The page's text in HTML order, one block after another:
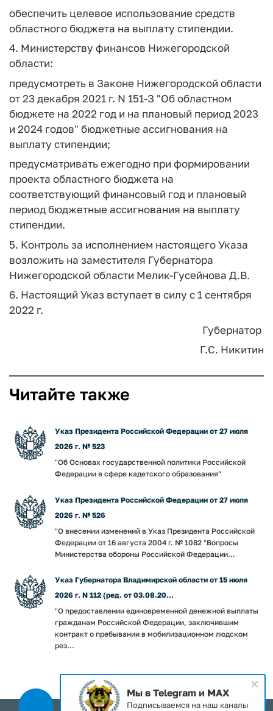
обеспечить целевое использование средств
областного бюджета на выплату стипендии.
4. Министерству финансов Нижегородской
области:
предусмотреть в Законе Нижегородской области
от 23 декабря 2021 г. N 151-З "Об областном
бюджете на 2022 год и на плановый период 2023
и 2024 годов" бюджетные ассигнования на
выплату стипендии;
предусматривать ежегодно при формировании
проекта областного бюджета на
соответствующий финансовый год и плановый
период бюджетные ассигнования на выплату
стипендии.
5. Контроль за исполнением настоящего Указа
возложить на заместителя Губернатора
Нижегородской области Мелик-Гусейнова Д.В.
6. Настоящий Указ вступает в силу с 1 сентября
2022 г.
Губернатор
Г.С. Никитин
Читайте также
Указ Президента Российской Федерации от 27 июля
2026 г. № 523
"Об Основах государственной политики Российской
Федерации в сфере кадетского образования"
Указ Президента Российской Федерации от 27 июля
2026 г. № 526
"О внесении изменений в Указ Президента Российской
Федерации от 16 августа 2004 г. № 1082 "Вопросы
Министерства обороны Российской Федерации...
Указ Губернатора Владимирской области от 15 июля
2026 г. N 112 (ред. от 03.08.20...
"О предоставлении единовременной денежной выплаты
гражданам Российской Федерации, заключившим
контракт о пребывании в мобилизационном людском
рез...
Мы в Telegram и MAX
Подписываемся на наш каналы